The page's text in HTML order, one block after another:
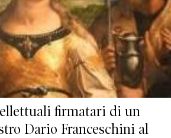
firmatari di un
Dario Franceschini al